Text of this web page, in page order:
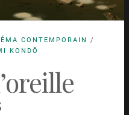
CONTEMPORAIN
/
KONDŌ